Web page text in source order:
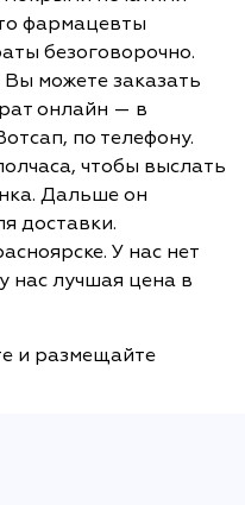
фармацевты
безоговорочно.
можете заказать
онлайн — в
по телефону.
чтобы выслать
Дальше он
доставки.
У нас нет
нас лучшая цена в
и размещайте